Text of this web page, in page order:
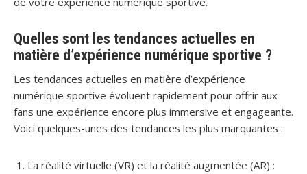
Quelles sont les tendances actuelles en
matière d’expérience numérique sportive ?
Les tendances actuelles en matière d’expérience
numérique sportive évoluent rapidement pour offrir aux
fans une expérience encore plus immersive et engageante.
Voici quelques-unes des tendances les plus marquantes :
La réalité virtuelle (VR) et la réalité augmentée (AR) :